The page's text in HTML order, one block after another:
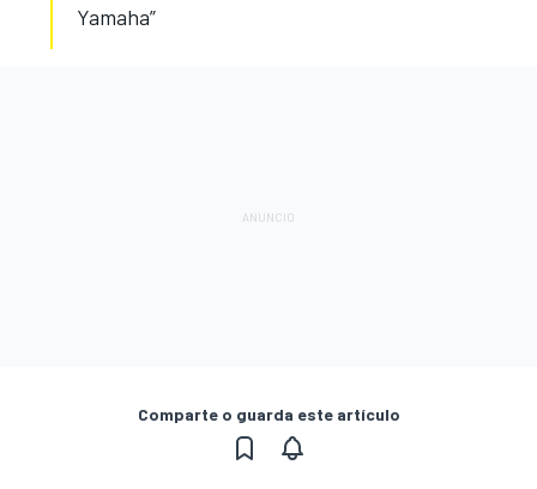
Yamaha”
Comparte o guarda este artículo